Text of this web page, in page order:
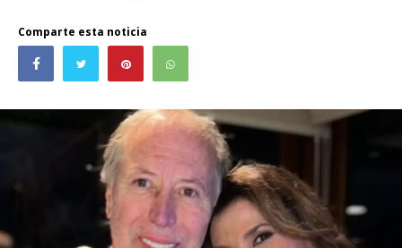
Comparte esta noticia